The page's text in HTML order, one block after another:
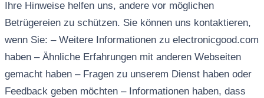
Ihre Hinweise helfen uns, andere vor möglichen
Betrügereien zu schützen. Sie können uns kontaktieren,
wenn Sie: – Weitere Informationen zu electronicgood.com
haben – Ähnliche Erfahrungen mit anderen Webseiten
gemacht haben – Fragen zu unserem Dienst haben oder
Feedback geben möchten – Informationen haben, dass